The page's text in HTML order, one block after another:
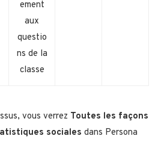
ement
aux
questio
ns de la
classe
vous verrez Toutes les façons
sociales dans Persona